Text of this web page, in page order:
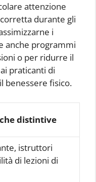
attenzione
durante gli
i
anche programmi
o per ridurre il
praticanti di
benessere fisico.
distintive
istruttori
di lezioni di